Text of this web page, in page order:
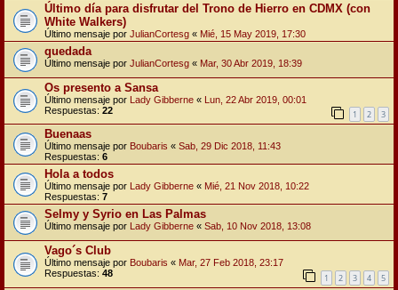
Último día para disfrutar del Trono de Hierro en CDMX (con
White Walkers)
Último mensaje por JulianCortesg « Mié, 15 May 2019, 17:30
quedada
Último mensaje por JulianCortesg « Mar, 30 Abr 2019, 18:39
Os presento a Sansa
Último mensaje por Lady Gibberne « Lun, 22 Abr 2019, 00:01
Respuestas: 22 1 2 3
Buenaas
Último mensaje por Boubaris « Sab, 29 Dic 2018, 11:43
Respuestas: 6
Hola a todos
Último mensaje por Lady Gibberne « Mié, 21 Nov 2018, 10:22
Respuestas: 7
Selmy y Syrio en Las Palmas
Último mensaje por Lady Gibberne « Sab, 10 Nov 2018, 13:08
Vago´s Club
Último mensaje por Boubaris « Mar, 27 Feb 2018, 23:17
Respuestas: 48 1 2 3 4 5